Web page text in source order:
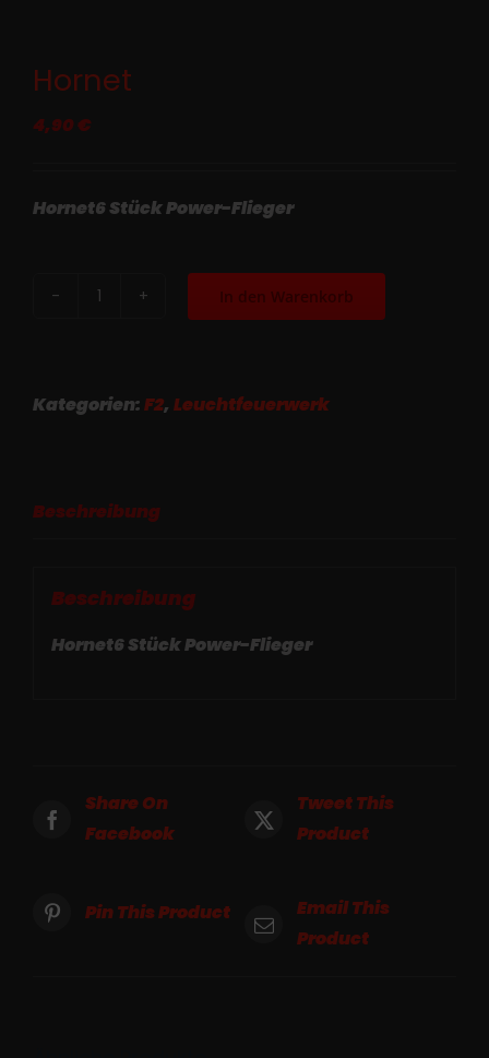
Hornet
4,90€
Hornet6 Stück Power-Flieger
Hornet
In den Warenkorb
Kategorien:F2, Leuchtfeuerwerk
Beschreibung
Beschreibung
Hornet6 Stück Power-Flieger
Share On
Facebook
Tweet This
Product
Pin This Product
Email This
Product